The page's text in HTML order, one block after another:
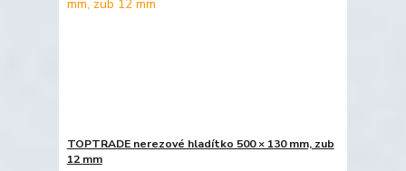
TOPTRADE nerezové hladítko 500 × 130 mm, zub
12 mm